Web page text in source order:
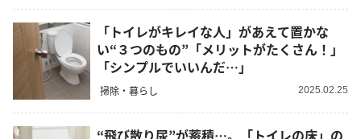
「トイレがキレイな人」があえて置かな
い“３つのもの”「メリットがたくさん！」
「シンプルでいいんだ…」
掃除・暮らし 2025.02.25